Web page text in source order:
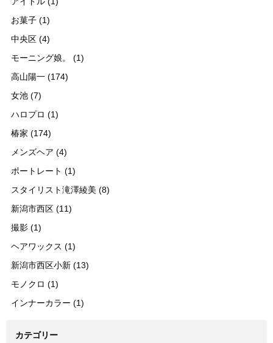
お菓子 (1)
中央区 (4)
モーニング娘。 (1)
高山陽一 (174)
女池 (7)
ハロプロ (1)
椿家 (174)
メンズヘア (4)
ポートレート (1)
スタイリスト滝澤綾美 (8)
新潟市西区 (11)
撮影 (1)
ヘアワックス (1)
新潟市西区小新 (13)
モノクロ (1)
インナーカラー (1)
カテゴリー